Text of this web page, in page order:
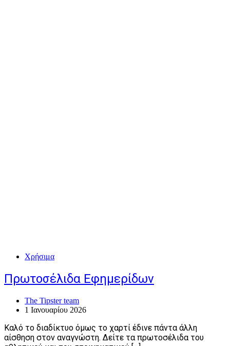
Χρήσιμα
Πρωτοσέλιδα Εφημερίδων
The Tipster team
1 Ιανουαρίου 2026
Καλό το διαδίκτυο όμως το χαρτί έδινε πάντα άλλη
αίσθηση στον αναγνώστη. Δείτε τα πρωτοσέλιδα του